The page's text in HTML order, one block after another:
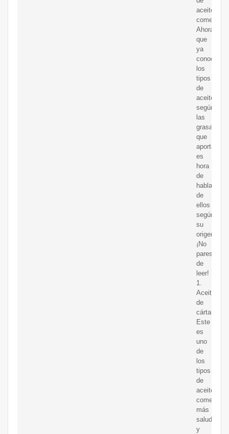
aceite
Ahora
que
ya
conoces
los
tipos
de
aceite
según
las
grasas
que
aportan,
es
hora
de
hablar
de
ellos
según
su
origen.
¡No
pares
de
leer!
1.
Aceite
de
cártamo.
Este
es
uno
de
los
tipos
de
aceite
comestible
más
saludables
y